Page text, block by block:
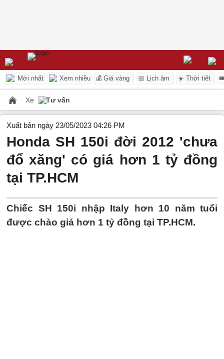
Mới nhất Xem nhiều 💰 Giá vàng 📅 Lịch âm ☀️ Thời tiết
Xe Tư vấn
Xuất bản ngày 23/05/2023 04:26 PM
Honda SH 150i đời 2012 'chưa
đổ xăng' có giá hơn 1 tỷ đồng
tại TP.HCM
Chiếc SH 150i nhập Italy hơn 10 năm tuổi
được chào giá hơn 1 tỷ đồng tại TP.HCM.